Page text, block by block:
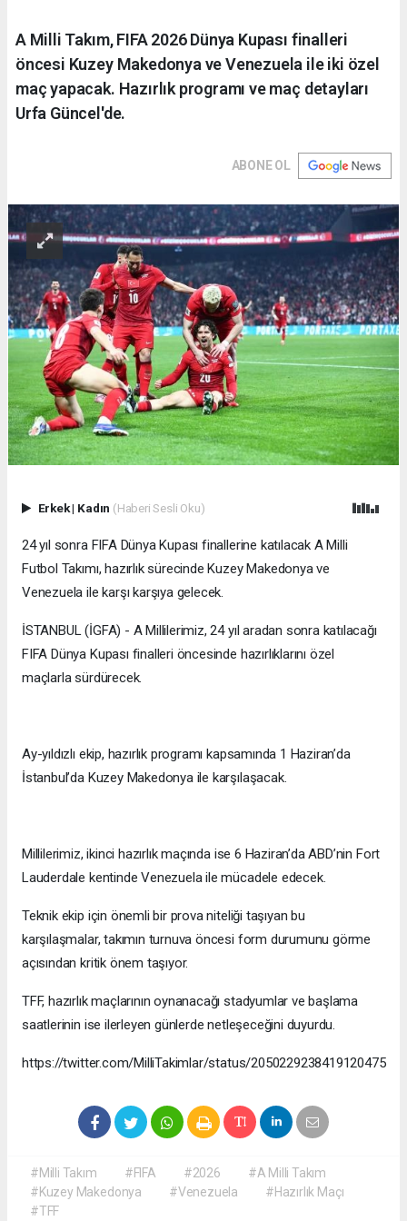
A Milli Takım, FIFA 2026 Dünya Kupası finalleri
öncesi Kuzey Makedonya ve Venezuela ile iki özel
maç yapacak. Hazırlık programı ve maç detayları
Urfa Güncel'de.
ABONE OL
Erkek| Kadın (Haberi Sesli Oku)
24 yıl sonra FIFA Dünya Kupası finallerine katılacak A Milli
Futbol Takımı, hazırlık sürecinde Kuzey Makedonya ve
Venezuela ile karşı karşıya gelecek.
İSTANBUL (İGFA) - A Millilerimiz, 24 yıl aradan sonra katılacağı
FIFA Dünya Kupası finalleri öncesinde hazırlıklarını özel
maçlarla sürdürecek.
Ay-yıldızlı ekip, hazırlık programı kapsamında 1 Haziran’da
İstanbul’da Kuzey Makedonya ile karşılaşacak.
Millilerimiz, ikinci hazırlık maçında ise 6 Haziran’da ABD’nin Fort
Lauderdale kentinde Venezuela ile mücadele edecek.
Teknik ekip için önemli bir prova niteliği taşıyan bu
karşılaşmalar, takımın turnuva öncesi form durumunu görme
açısından kritik önem taşıyor.
TFF, hazırlık maçlarının oynanacağı stadyumlar ve başlama
saatlerinin ise ilerleyen günlerde netleşeceğini duyurdu.
https://twitter.com/MilliTakimlar/status/2050229238419120475
#Milli Takım #FIFA #2026
#A Milli Takım
#Kuzey Makedonya
#Venezuela
#Hazırlık Maçı
#TFF